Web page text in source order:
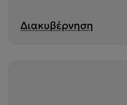
Διακυβέρνηση